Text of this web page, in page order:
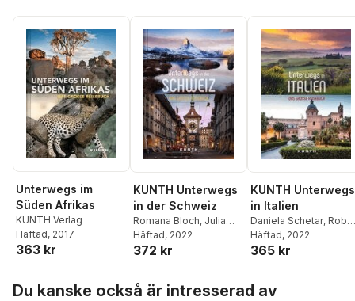
Unterwegs im
Süden Afrikas
KUNTH Verlag
Häftad, 2017
363 kr
KUNTH Unterwegs
in der Schweiz
Romana Bloch, Julia
Schott
Häftad, 2022
372 kr
KUNTH Unterwegs
in Italien
Daniela Schetar,
Fischer ,Christa
Pöppelmann
Häftad, 2022
365 kr
Du kanske också är intresserad av